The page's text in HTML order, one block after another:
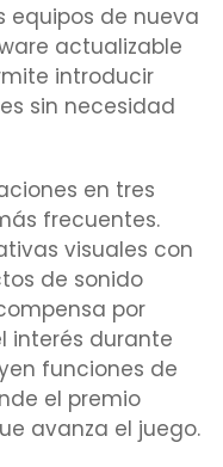
equipos de nueva
actualizable
introducir
sin necesidad
en tres
frecuentes.
visuales con
de sonido
por
interés durante
funciones de
el premio
avanza el juego.